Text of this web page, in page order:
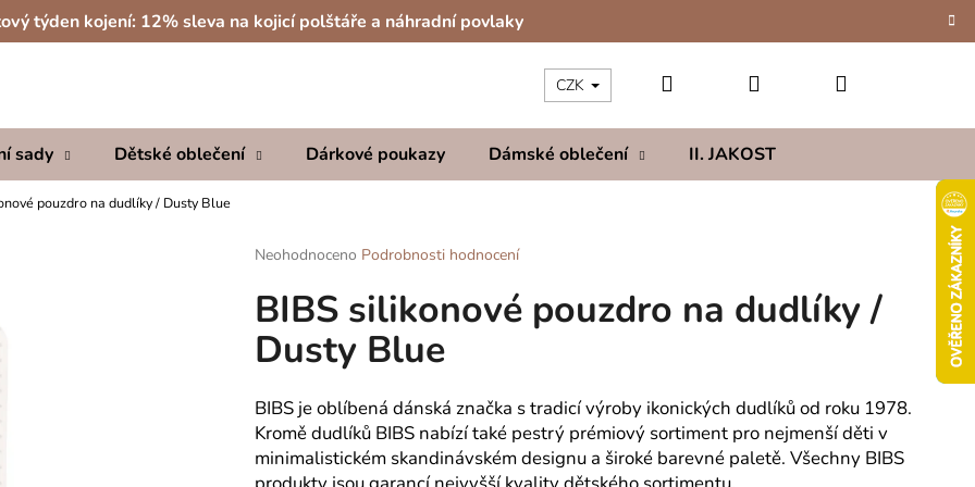
týden kojení: 12% sleva na kojicí polštáře a náhradní povlaky
sady Dětské oblečení Dárkové poukazy Dámské oblečení II. JAKOST
CZK Hledat PřihlášeníNákupní
pouzdro na dudlíky / Dusty Blue
Průměrné
produktu
je
0,0
z
hvězdiček.
Neohodnoceno Podrobnosti hodnocení
BIBS silikonové pouzdro na dudlíky /
Dusty Blue
BIBS je oblíbená dánská značka s tradicí výroby ikonických dudlíků od roku 1978.
Kromě dudlíků BIBS nabízí také pestrý prémiový sortiment pro nejmenší děti v
minimalistickém skandinávském designu a široké barevné paletě. Všechny BIBS
Co potřebujete najít?